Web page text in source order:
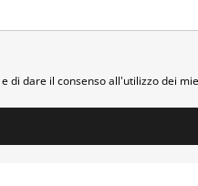
e di dare il consenso all'utilizzo dei